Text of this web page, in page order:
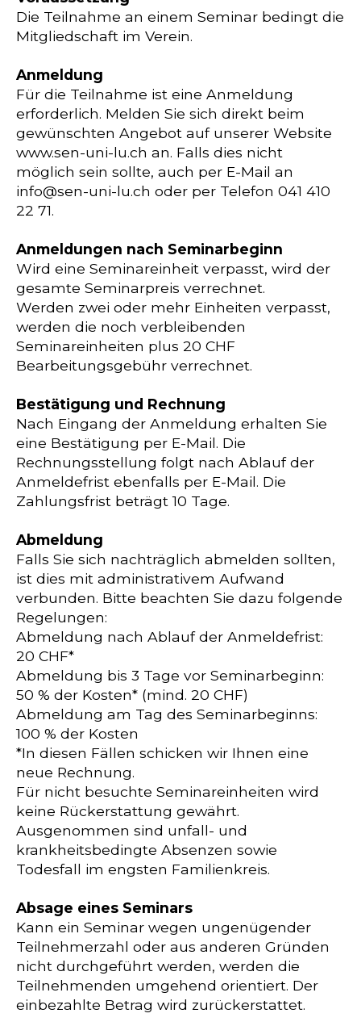
Die Teilnahme an einem Seminar bedingt die
Mitgliedschaft im Verein.
Anmeldung
Für die Teilnahme ist eine Anmeldung
erforderlich. Melden Sie sich direkt beim
gewünschten Angebot auf unserer Website
www.sen-uni-lu.ch an. Falls dies nicht
möglich sein sollte, auch per E-Mail an
info@sen-uni-lu.ch oder per Telefon 041 410
22 71.
Anmeldungen nach Seminarbeginn
Wird eine Seminareinheit verpasst, wird der
gesamte Seminarpreis verrechnet.
Werden zwei oder mehr Einheiten verpasst,
werden die noch verbleibenden
Seminareinheiten plus 20 CHF
Bearbeitungsgebühr verrechnet.
Bestätigung und Rechnung
Nach Eingang der Anmeldung erhalten Sie
eine Bestätigung per E-Mail. Die
Rechnungsstellung folgt nach Ablauf der
Anmeldefrist ebenfalls per E-Mail. Die
Zahlungsfrist beträgt 10 Tage.
Abmeldung
Falls Sie sich nachträglich abmelden sollten,
ist dies mit administrativem Aufwand
verbunden. Bitte beachten Sie dazu folgende
Regelungen:
Abmeldung nach Ablauf der Anmeldefrist:
20 CHF*
Abmeldung bis 3 Tage vor Seminarbeginn:
50 % der Kosten* (mind. 20 CHF)
Abmeldung am Tag des Seminarbeginns:
100 % der Kosten
*In diesen Fällen schicken wir Ihnen eine
neue Rechnung.
Für nicht besuchte Seminareinheiten wird
keine Rückerstattung gewährt.
Ausgenommen sind unfall- und
krankheitsbedingte Absenzen sowie
Todesfall im engsten Familienkreis.
Absage eines Seminars
Kann ein Seminar wegen ungenügender
Teilnehmerzahl oder aus anderen Gründen
nicht durchgeführt werden, werden die
Teilnehmenden umgehend orientiert. Der
einbezahlte Betrag wird zurückerstattet.